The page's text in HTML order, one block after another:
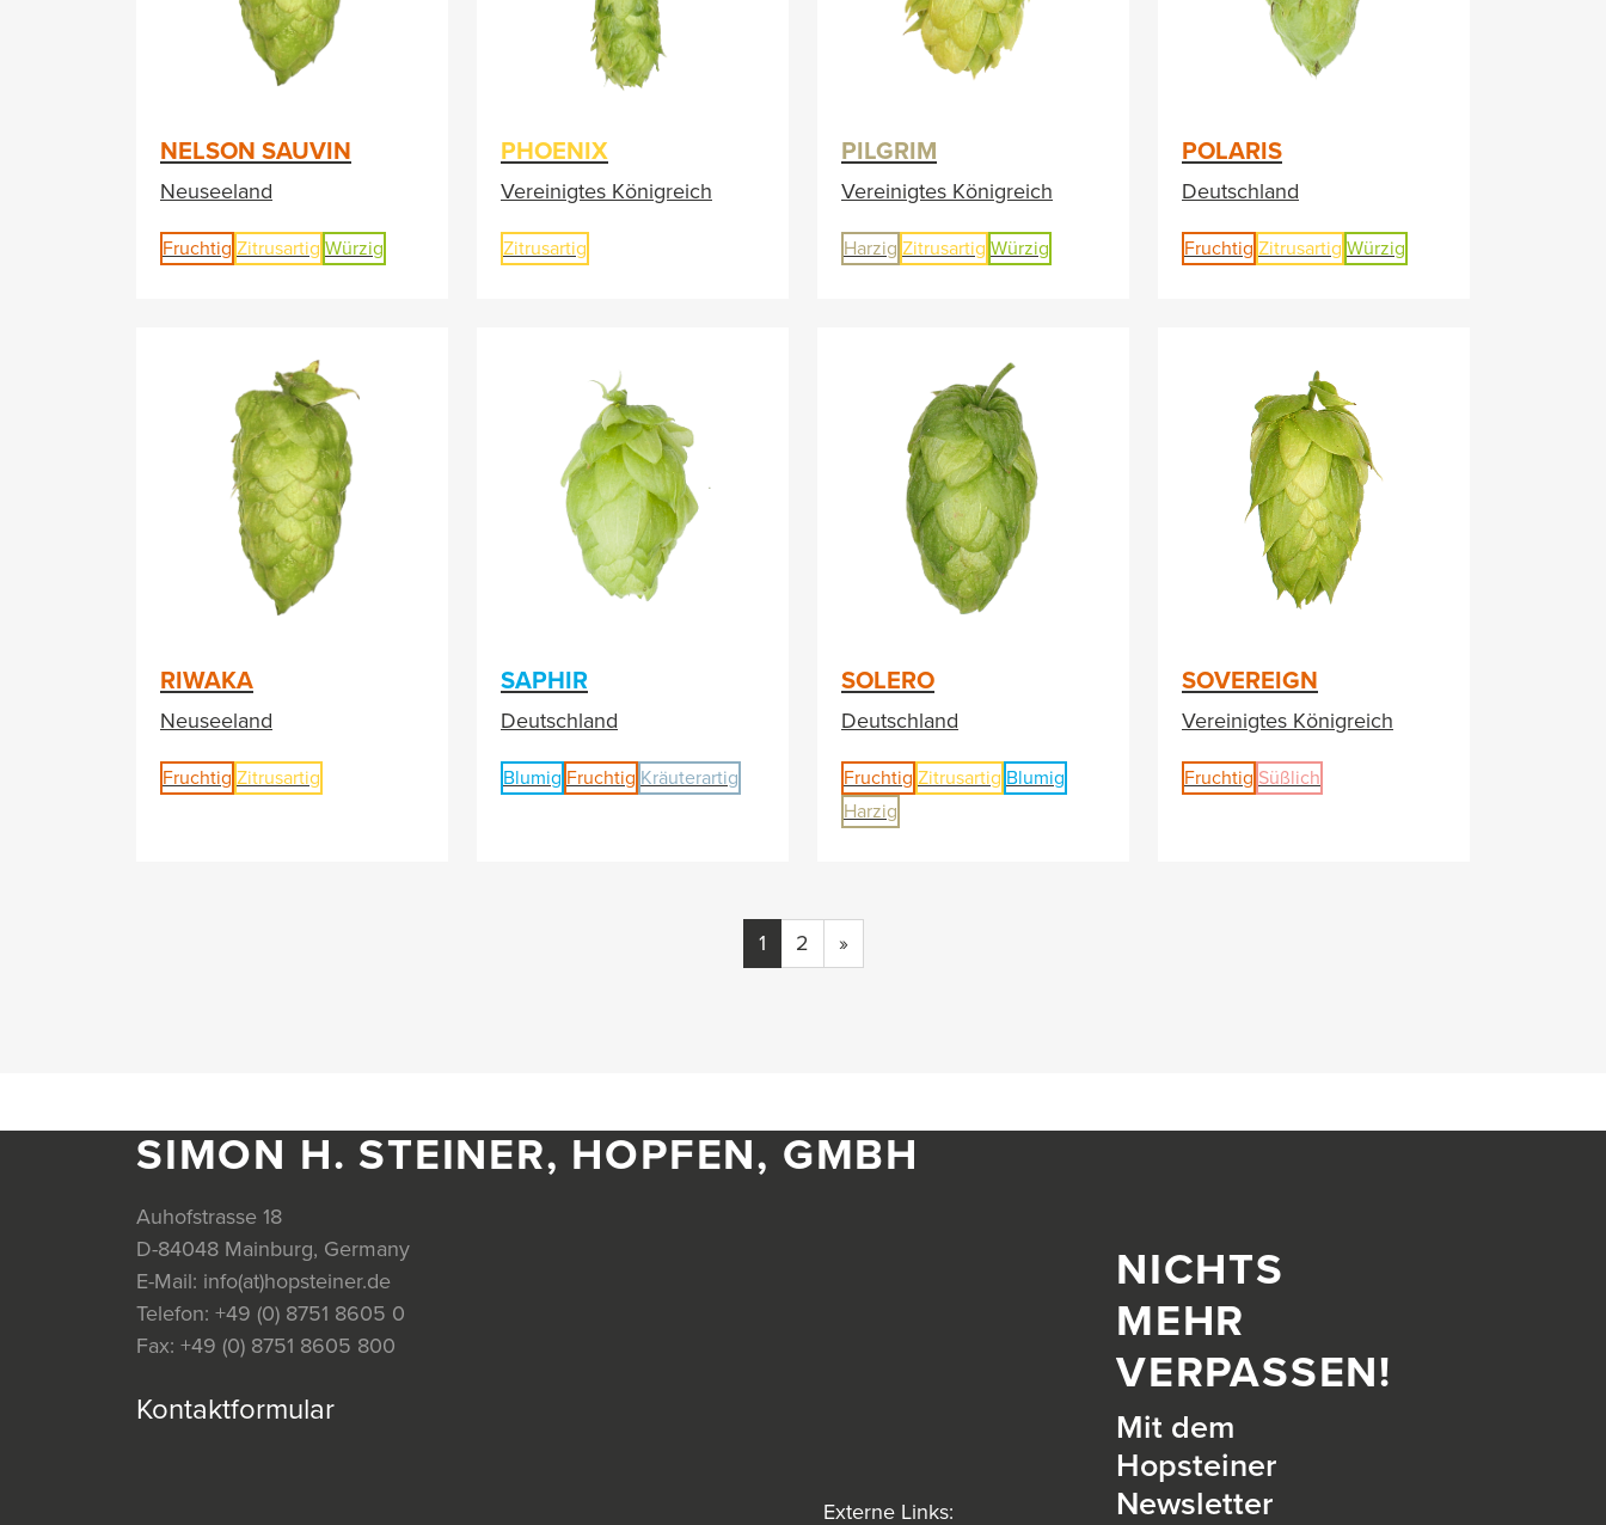
NELSON SAUVIN
Neuseeland
Fruchtig Zitrusartig Würzig
PHOENIX
Vereinigtes Königreich
Zitrusartig
PILGRIM
Vereinigtes Königreich
Harzig Zitrusartig Würzig
POLARIS
Deutschland
Fruchtig Zitrusartig Würzig
RIWAKA
Neuseeland
Fruchtig Zitrusartig
SAPHIR
Deutschland
Blumig Fruchtig Kräuterartig
SOLERO
Deutschland
Fruchtig Zitrusartig Blumig
Harzig
SOVEREIGN
Vereinigtes Königreich
Fruchtig Süßlich
1 2 »
SIMON H. STEINER, HOPFEN, GMBH
Auhofstrasse 18
D-84048 Mainburg, Germany
E-Mail: info(at)hopsteiner.de
Telefon: +49 (0) 8751 8605 0
Fax: +49 (0) 8751 8605 800
Kontaktformular
Externe Links:
NICHTS
MEHR
VERPASSEN!
Mit dem
Hopsteiner
Newsletter